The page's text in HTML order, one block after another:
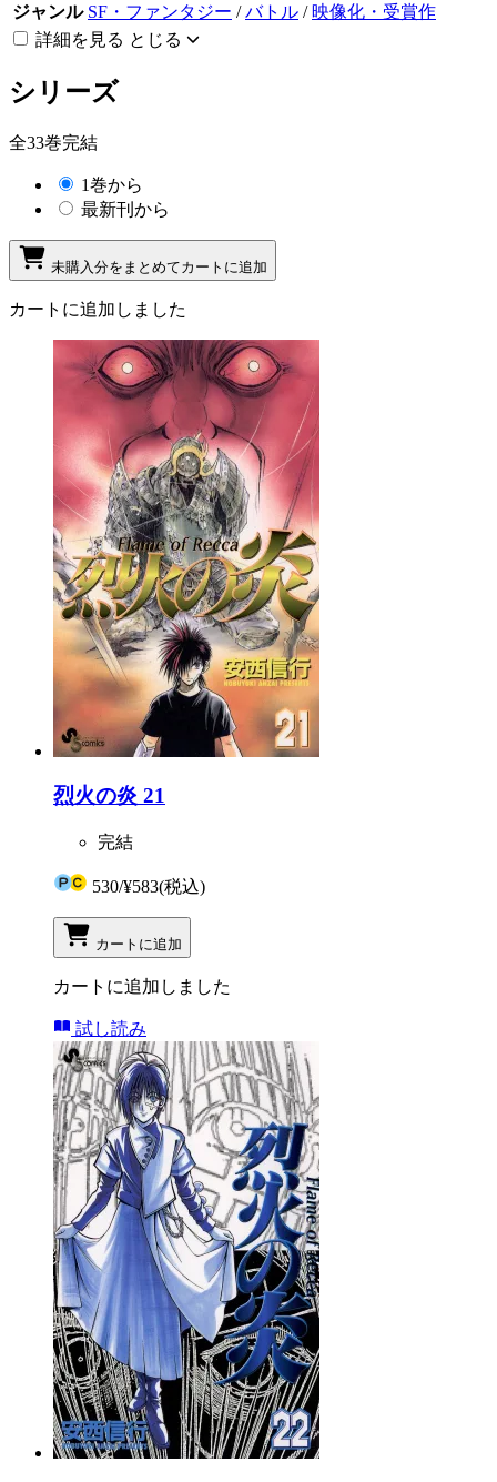
ジャンル SF・ファンタジー /バトル / 映像化・受賞作
詳細を見る とじる
シリーズ
全33巻完結
1巻から
最新刊から
未購入分をまとめてカートに追加
カートに追加しました
烈火の炎 21
完結
530/¥583(税込)
カートに追加
カートに追加しました
試し読み